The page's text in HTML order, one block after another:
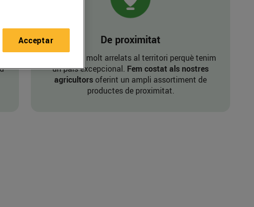
De proximitat
Ens sentim molt arrelats al territori perquè tenim
un país excepcional. Fem costat als nostres
agricultors oferint un ampli assortiment de
productes de proximitat.
Acceptar